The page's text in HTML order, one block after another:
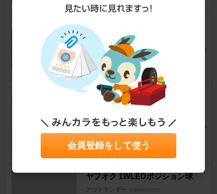
（ボールジョイント）修理
アウトランダー [CW5W/6W型]
mineminezさん
4
ホワイトレター用ペンはこれが
アウトランダー [CW5W/6W型]
OMOTENASHIさん
37
ヤフオク 1WLEDポジション球
アウトランダー [CW5W/6W型]
会員登録をして使う